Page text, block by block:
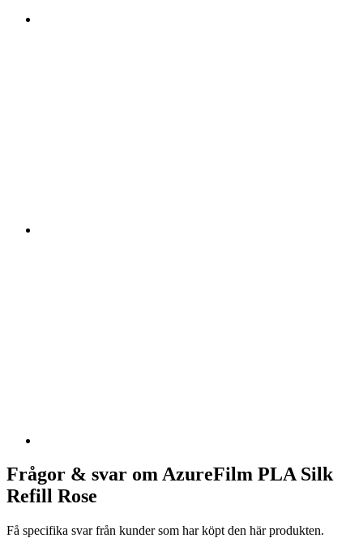
Frågor & svar om AzureFilm PLA Silk
Refill Rose
Få specifika svar från kunder som har köpt den här produkten.